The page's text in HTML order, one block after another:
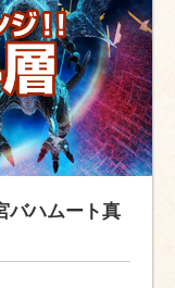
バハムート真